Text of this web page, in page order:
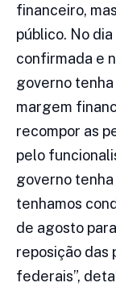
financeiro,
público. No
confirmada e
governo
margem
recompor as
pelo
governo
tenhamos
de agosto
reposição das
federais”,